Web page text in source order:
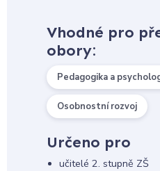
Vhodné pro
obory:
Pedagogika a
Osobnostní rozvoj
Určeno pro
učitelé 2. stupně ZŠ